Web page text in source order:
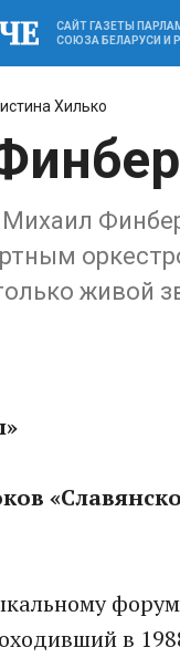
САЙТ ГАЗЕТЫ
СОЮЗА БЕЛАРУСИ И
Хилько
живой
в